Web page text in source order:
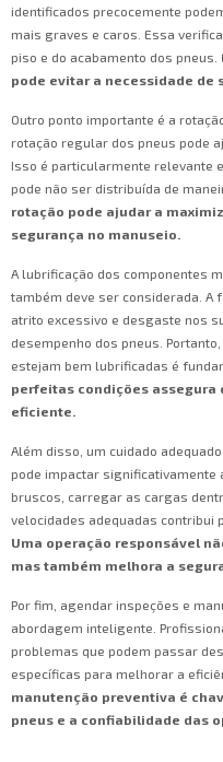
identificados precocemente
mais graves e caros. Essa
piso e do acabamento dos pneus.
pode evitar a necessidade de
Outro ponto importante é a
rotação regular dos pneus pode
Isso é particularmente relevante
pode não ser distribuída de
rotação pode ajudar a
segurança no manuseio.
A lubrificação dos componentes
também deve ser considerada.
atrito excessivo e desgaste nos
desempenho dos pneus.
estejam bem lubrificadas é
perfeitas condições assegura
eficiente.
Além disso, um cuidado
pode impactar significativamente
bruscos, carregar as cargas
velocidades adequadas contribui
Uma operação responsável
mas também melhora a
Por fim, agendar inspeções e
abordagem inteligente.
problemas que podem passar
específicas para melhorar a
manutenção preventiva é
pneus e a confiabilidade das